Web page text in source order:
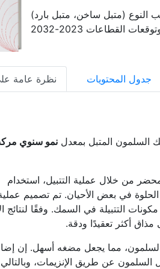
(متبل ساخن، متبل بارد)
2023-2032
نظرة عامة جدول المحتويات
نمو سنوي
من خلال عملية التتبيل، استخدام
في بعض الأحيان. تم تصميم
التتبيلة في السمك. وفقًا لنتائج
أكثر تعقيدًا ودقة.
السلمون، مما يجعل مضغه أسهل. إن
عن طريق الإنزيمات،